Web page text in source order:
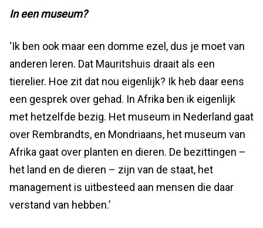
In een museum?
‘Ik ben ook maar een domme ezel, dus je moet van
anderen leren. Dat Mauritshuis draait als een
tierelier. Hoe zit dat nou eigenlijk? Ik heb daar eens
een gesprek over gehad. In Afrika ben ik eigenlijk
met hetzelfde bezig. Het museum in Nederland gaat
over Rembrandts, en Mondriaans, het museum van
Afrika gaat over planten en dieren. De bezittingen –
het land en de dieren – zijn van de staat, het
management is uitbesteed aan mensen die daar
verstand van hebben.’